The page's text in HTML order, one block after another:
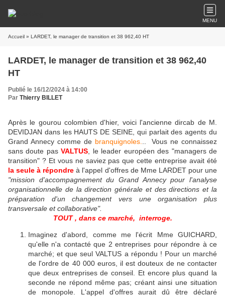
MENU
Accueil » LARDET, le manager de transition et 38 962,40 HT
LARDET, le manager de transition et 38 962,40
HT
Publié le 16/12/2024 à 14:00
Par Thierry BILLET
Après le gourou colombien d'hier, voici l'ancienne dircab de M.
DEVIDJAN dans les HAUTS DE SEINE, qui parlait des agents du
Grand Annecy comme de branquignoles.
.. Vous ne connaissez
sans doute pasVALTUS , le leader européen des "managers de
transition" ? Et vous ne saviez pas que cette entreprise avait été
la seule à répondre à l'appel d'offres de Mme LARDET pour une
"mission d'accompagnement du Grand Annecy pour l'analyse
organisationnelle de la direction générale et des directions et la
préparation d'un changement vers une organisation plus
transversale et collaborative".
TOUT , dans ce marché, interroge.
Imaginez d'abord, comme me l'écrit Mme GUICHARD,
qu'elle n'a contacté que 2 entreprises pour répondre à ce
marché; et que seul VALTUS a répondu ! Pour un marché
de l'ordre de 40 000 euros, il est douteux de ne contacter
que deux entreprises de conseil. Et encore plus quand la
seconde ne répond même pas; créant ainsi une situation
de monopole. L'appel d'offres aurait dû être déclaré